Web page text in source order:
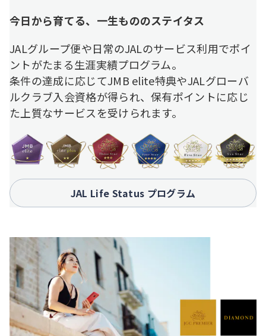
今日から育てる、一生もののステイタス
JALグループ便や日常のJALのサービス利用でポイ
ントがたまる生涯実績プログラム。
条件の達成に応じてJMB elite特典やJALグローバ
ルクラブ入会資格が得られ、保有ポイントに応じ
た上質なサービスを受けられます。
JAL Life Status プログラム